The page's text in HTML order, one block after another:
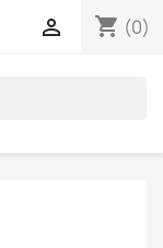
shopping_cart (0)
